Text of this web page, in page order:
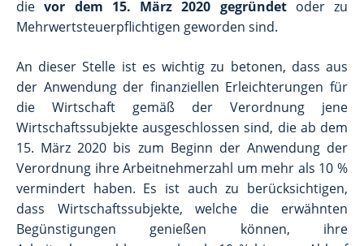
die vor dem 15. März 2020 gegründetoder zu
Mehrwertsteuerpflichtigen geworden sind.
An dieser Stelle ist es wichtig zu betonen, dass aus
der Anwendung der finanziellen Erleichterungen für
die Wirtschaft gemäß der Verordnung jene
Wirtschaftssubjekte ausgeschlossen sind, die ab dem
15. März 2020 bis zum Beginn der Anwendung der
Verordnung ihre Arbeitnehmerzahl um mehr als 10 %
vermindert haben. Es ist auch zu berücksichtigen,
dass Wirtschaftssubjekte, welche die erwähnten
Begünstigungen genießen können, ihre